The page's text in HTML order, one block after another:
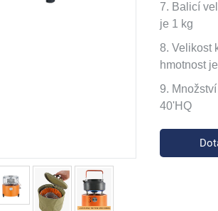
7. Balicí
je 1 kg
8. Velikost
hmotnost
9.
40'HQ